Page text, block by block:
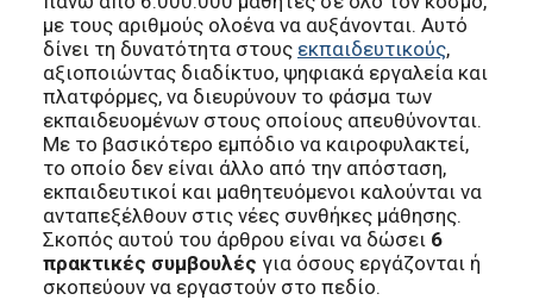
με τους αριθμούς ολοένα να αυξάνονται. Αυτό
δίνει τη δυνατότητα στους εκπαιδευτικούς,
αξιοποιώντας διαδίκτυο, ψηφιακά εργαλεία και
πλατφόρμες, να διευρύνουν το φάσμα των
εκπαιδευομένων στους οποίους απευθύνονται.
Με το βασικότερο εμπόδιο να καιροφυλακτεί,
το οποίο δεν είναι άλλο από την απόσταση,
εκπαιδευτικοί και μαθητευόμενοι καλούνται να
ανταπεξέλθουν στις νέες συνθήκες μάθησης.
Σκοπός αυτού του άρθρου είναι να δώσει 6
πρακτικές συμβουλές για όσους εργάζονται ή
σκοπεύουν να εργαστούν στο πεδίο.